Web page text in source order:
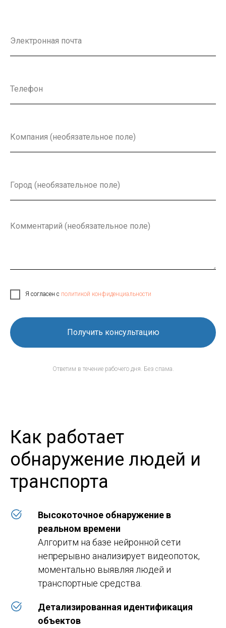
Я согласен с политикой конфиденциальности
Получить консультацию
Ответим в течение рабочего дня. Без спама.
Как работает
обнаружение людей и
транспорта
Высокоточное обнаружение в
реальном времени
Алгоритм на базе нейронной сети
непрерывно анализирует видеопоток,
моментально выявляя людей и
транспортные средства.
Детализированная идентификация
объектов